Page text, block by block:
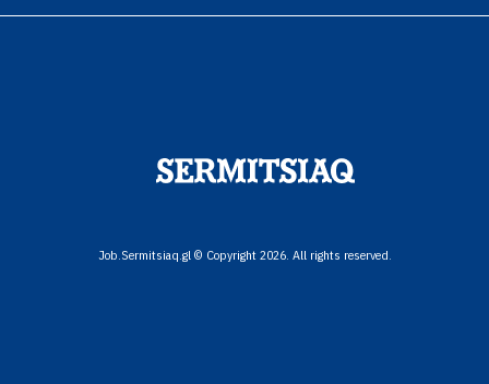
Job.Sermitsiaq.gl © Copyright 2026. All rights reserved.